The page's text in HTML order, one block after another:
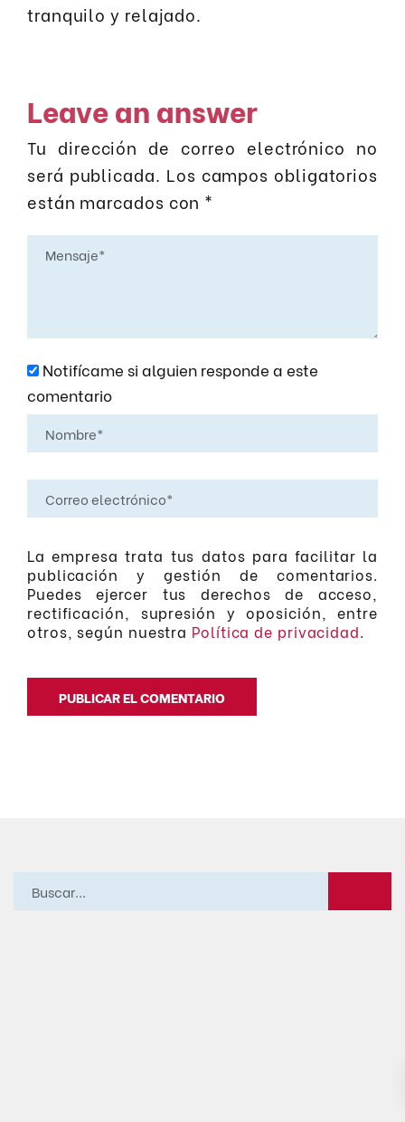
tranquilo y relajado.
Leave an answer
Tu dirección de correo electrónico no
será publicada. Los campos obligatorios
están marcados con *
Notifícame si alguien responde a este
comentario
La empresa trata tus datos para facilitar la
publicación y gestión de comentarios.
Puedes ejercer tus derechos de acceso,
rectificación, supresión y oposición, entre
otros, según nuestra Política de privacidad.